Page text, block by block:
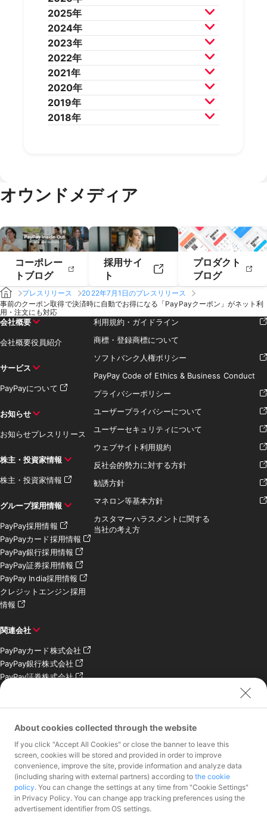
2026年7月 2026年6月
2026年5月 2026年4月
2026年3月 2026年2月
2025年
2025年12月2025年11月
2025年10月2025年9月
2025年8月 2025年7月
2025年6月
2025年4月
2025年2月
2024年
2024年12月2024年11月
2024年10月2024年9月
2024年8月 2024年7月
2024年6月
2024年4月
2024年2月
2023年
2023年12月2023年11月
2023年10月2023年9月
2023年8月 2023年7月
2023年6月
2023年4月
2022年
2022年12月2022年11月
2022年10月2022年9月
2022年8月 2022年7月
2022年6月
2021年
2021年12月2021年11月
2021年10月2021年9月
2021年8月 2021年7月
2020年
2020年12月2020年11月
2020年10月2020年9月
2019年
2019年12月2019年11月
2019年2月
2019年1月
2018年
オウンドメディア
コーポレー
トブログ
採用サイ
ト
プロダクト
ブログ
プレスリリース
2022年7月1日のプレスリリース
事前のクーポン取得で決済時に自動でお得になる「PayPayクーポン」がネット利
用・注文にも対応
会社概要
会社概要役員紹介
サービス
PayPayについて
お知らせ
お知らせプレスリリース
株主・投資家情報
株主・投資家情報
グループ採用情報
PayPay採用情報
PayPayカード採用情報
PayPay銀行採用情報
PayPay証券採用情報
PayPay India採用情報
クレジットエンジン採用
情報
関連会社
PayPayカード株式会社
PayPay銀行株式会社
PayPay証券株式会社
PayPay SC株式会社
会社
お問い合わせ
加盟店様専用お問い合わ
報道関係者様専用お問い
合わせ
利用規約・ガイドライン
商標・登録商標について
ソフトバンク人権ポリシー
PayPay Code of Ethics & Business Conduct
プライバシーポリシー
ユーザープライバシーについて
ユーザーセキュリティについて
ウェブサイト利用規約
反社会的勢力に対する方針
勧誘方針
マネロン等基本方針
カスタマーハラスメントに関する
当社の考え方
About cookies collected through the website
If you click "Accept All Cookies" or close the banner to leave this
screen, cookies will be stored and provided in order to improve
convenience, improve the site, provide information and analyze data
(including sharing with external partners) according to the cookie
policy. You can change the settings at any time from "Cookie Settings"
in Privacy Policy. You can change app tracking preferences using the
advertisement identifier from OS settings.